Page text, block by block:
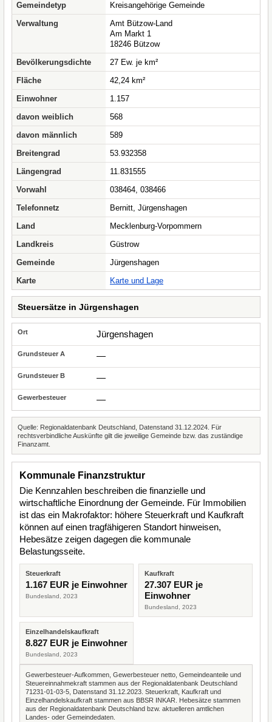
Gemeindetyp
Kreisangehörige Gemeinde
Verwaltung
Amt Bützow-Land
Am Markt 1
18246 Bützow
Bevölkerungsdichte
27 Ew. je km²
Fläche
42,24 km²
Einwohner
1.157
davon weiblich
568
davon männlich
589
Breitengrad
53.932358
Längengrad
11.831555
Vorwahl
038464, 038466
Telefonnetz
Bernitt, Jürgenshagen
Land
Mecklenburg-Vorpommern
Landkreis
Güstrow
Gemeinde
Jürgenshagen
Karte
Karte und Lage
Steuersätze in Jürgenshagen
Jürgenshagen
—
—
—
Quelle: Regionaldatenbank Deutschland, Datenstand 31.12.2024. Für
rechtsverbindliche Auskünfte gilt die jeweilige Gemeinde bzw. das zuständige
Finanzamt.
Kommunale Finanzstruktur
Die Kennzahlen beschreiben die finanzielle und
wirtschaftliche Einordnung der Gemeinde. Für Immobilien
ist das ein Makrofaktor: höhere Steuerkraft und Kaufkraft
können auf einen tragfähigeren Standort hinweisen,
Hebesätze zeigen dagegen die kommunale
Belastungsseite.
Steuerkraft
1.167 EUR je Einwohner
Bundesland, 2023
Kaufkraft
27.307 EUR je
Einwohner
Bundesland, 2023
Einzelhandelskaufkraft
8.827 EUR je Einwohner
Bundesland, 2023
Gewerbesteuer-Aufkommen, Gewerbesteuer netto, Gemeindeanteile und
Steuereinnahmekraft stammen aus der Regionaldatenbank Deutschland
71231-01-03-5, Datenstand 31.12.2023. Steuerkraft, Kaufkraft und
Einzelhandelskaufkraft stammen aus BBSR INKAR. Hebesätze stammen
aus der Regionaldatenbank Deutschland bzw. aktuelleren amtlichen
Landes- oder Gemeindedaten.